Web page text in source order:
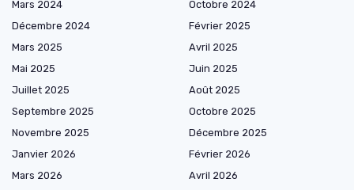
Mars 2024
Octobre 2024
Décembre 2024
Février 2025
Mars 2025
Avril 2025
Mai 2025
Juin 2025
Juillet 2025
Août 2025
Septembre 2025
Octobre 2025
Novembre 2025
Décembre 2025
Janvier 2026
Février 2026
Mars 2026
Avril 2026